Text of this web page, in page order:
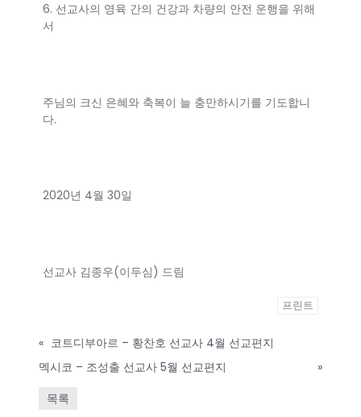
6. 선교사의 영육 간의 건강과 차량의 안전 운행을 위해
서
주님의 크신 은혜와 축복이 늘 충만하시기를 기도합니
다.
2020년 4월 30일
선교사 김종우(이두심) 드림
프린트
« 코트디부아르 – 황찬호 선교사 4월 선교편지
멕시코 – 조성출 선교사 5월 선교편지
»
목록